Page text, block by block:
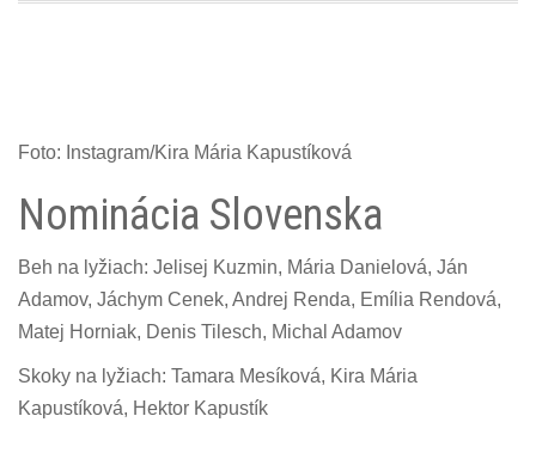
Foto: Instagram/Kira Mária Kapustíková
Nominácia Slovenska
Beh na lyžiach: Jelisej Kuzmin, Mária Danielová, Ján
Adamov, Jáchym Cenek, Andrej Renda, Emília Rendová,
Matej Horniak, Denis Tilesch, Michal Adamov
Skoky na lyžiach: Tamara Mesíková, Kira Mária
Kapustíková, Hektor Kapustík